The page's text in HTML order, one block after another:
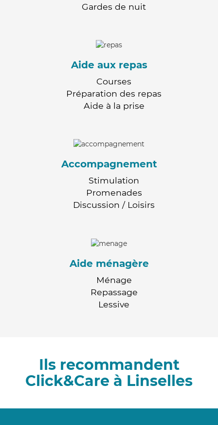
Gardes de nuit
Aide aux repas
Courses
Préparation des repas
Aide à la prise
Accompagnement
Stimulation
Promenades
Discussion / Loisirs
Aide ménagère
Ménage
Repassage
Lessive
Ils recommandent
Click&Care à Linselles